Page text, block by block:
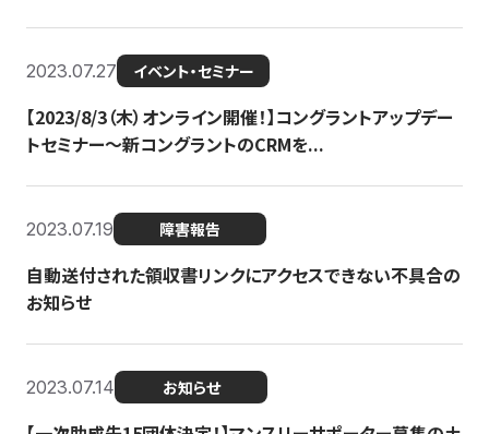
2023.07.27 イベント・セミナー
【2023/8/3（木）オンライン開催！】コングラントアップデー
トセミナー〜新コングラントのCRMを...
2023.07.19 障害報告
自動送付された領収書リンクにアクセスできない不具合の
お知らせ
2023.07.14 お知らせ